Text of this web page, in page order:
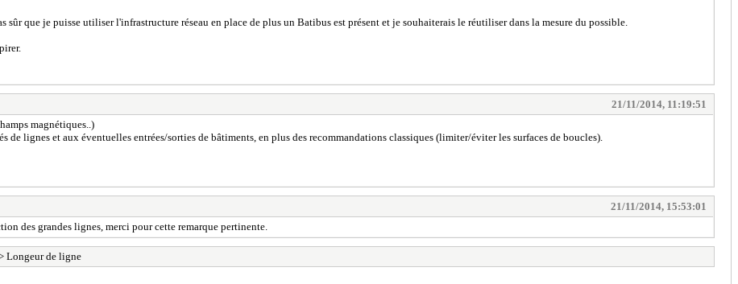
que je puisse utiliser l'infrastructure réseau en place de plus un Batibus est présent et je souhaiterais le réutiliser dans la mesure du possible.
21/11/2014, 11:19:51
magnétiques..)
lignes et aux éventuelles entrées/sorties de bâtiments, en plus des recommandations classiques (limiter/éviter les surfaces de boucles).
21/11/2014, 15:53:01
des grandes lignes, merci pour cette remarque pertinente.
Longeur de ligne